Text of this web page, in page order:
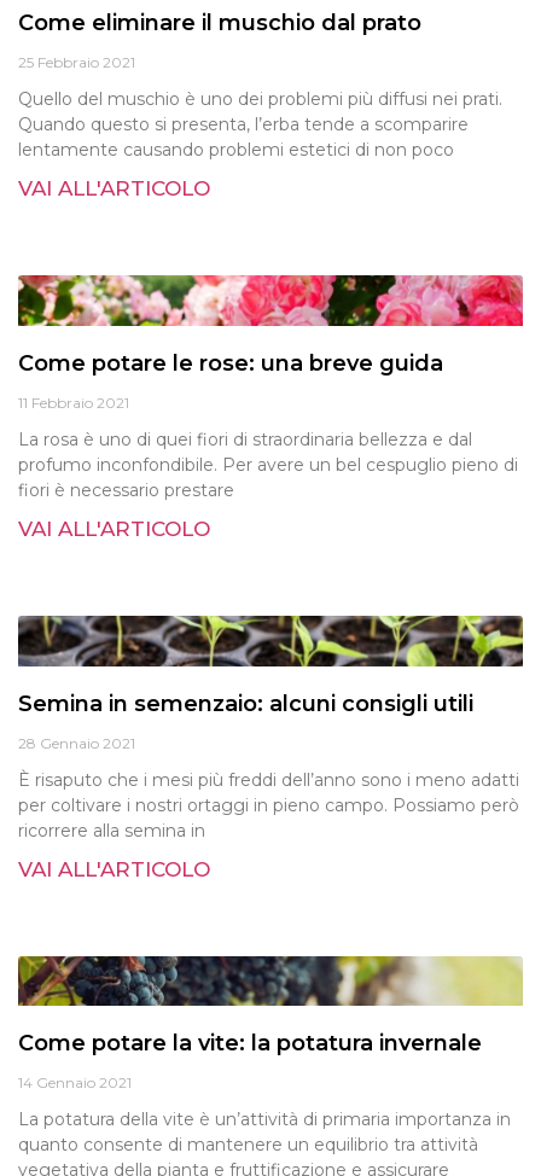
Come eliminare il muschio dal prato
25 Febbraio 2021
Quello del muschio è uno dei problemi più diffusi nei prati.
Quando questo si presenta, l’erba tende a scomparire
lentamente causando problemi estetici di non poco
VAI ALL'ARTICOLO
Come potare le rose: una breve guida
11 Febbraio 2021
La rosa è uno di quei fiori di straordinaria bellezza e dal
profumo inconfondibile. Per avere un bel cespuglio pieno di
fiori è necessario prestare
VAI ALL'ARTICOLO
Semina in semenzaio: alcuni consigli utili
28 Gennaio 2021
È risaputo che i mesi più freddi dell’anno sono i meno adatti
per coltivare i nostri ortaggi in pieno campo. Possiamo però
ricorrere alla semina in
VAI ALL'ARTICOLO
Come potare la vite: la potatura invernale
14 Gennaio 2021
La potatura della vite è un’attività di primaria importanza in
quanto consente di mantenere un equilibrio tra attività
vegetativa della pianta e fruttificazione e assicurare